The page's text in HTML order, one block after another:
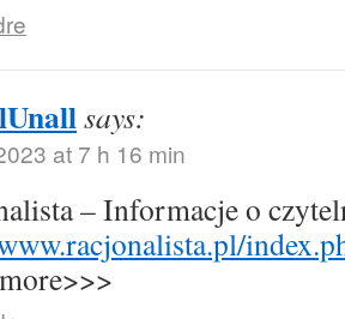
says:
at 7 h 16 min
– Informacje o